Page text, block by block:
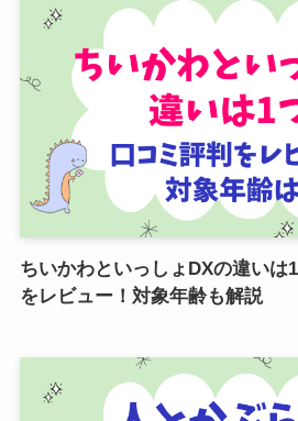
ちいかわといっしょDXの違いは
をレビュー！対象年齢も解説